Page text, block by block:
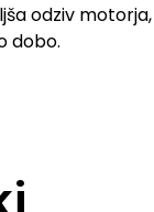
odziv
dobo.